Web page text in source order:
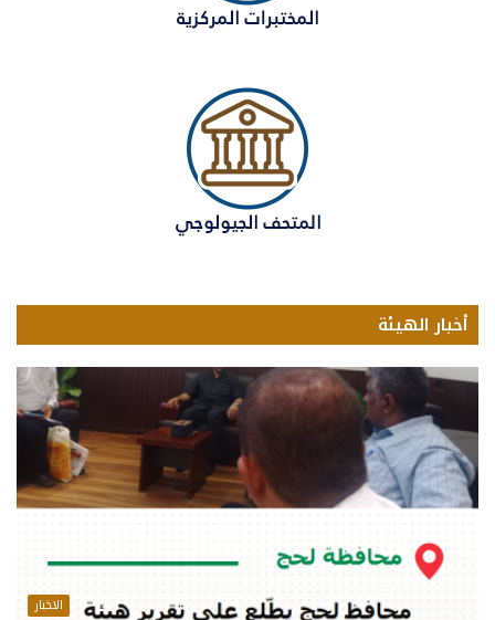
أخبار الهيئة
الاخبار